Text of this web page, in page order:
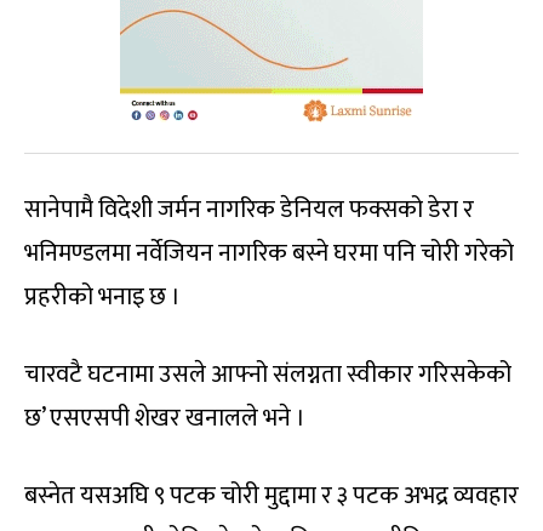
सानेपामै विदेशी जर्मन नागरिक डेनियल फक्सको डेरा र
भनिमण्डलमा नर्वेजियन नागरिक बस्ने घरमा पनि चोरी गरेको
प्रहरीको भनाइ छ ।
चारवटै घटनामा उसले आफ्नो संलग्नता स्वीकार गरिसकेको
छ’ एसएसपी शेखर खनालले भने ।
बस्नेत यसअघि ९ पटक चोरी मुद्दामा र ३ पटक अभद्र व्यवहार